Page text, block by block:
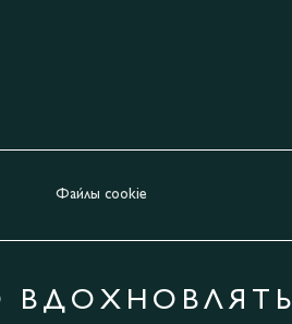
Файлы cookie
ВДОХНОВЛЯТЬ